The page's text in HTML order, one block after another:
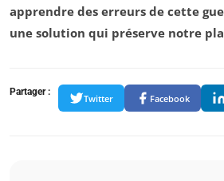
apprendre des erreurs de cette
une solution qui préserve notre
Partager :
Twitter Facebook